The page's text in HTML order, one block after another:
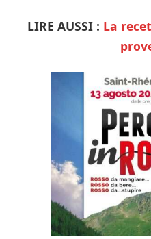
LIRE AUSSI : La